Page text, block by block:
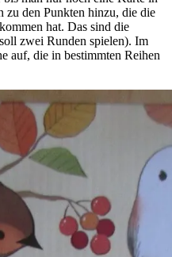
zu den Punkten hinzu, die die
hat. Das sind die
zwei Runden spielen). Im
auf, die in bestimmten Reihen